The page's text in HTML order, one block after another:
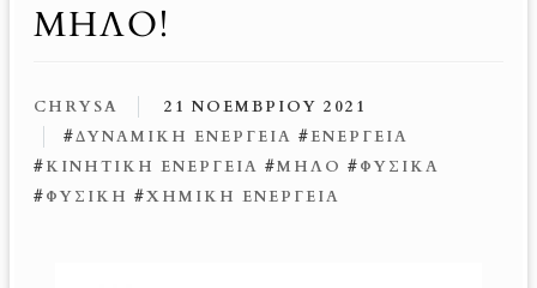
ΜΉΛΟ!
CHRYSA
21 ΝΟΕΜΒΡΊΟΥ 2021
#ΔΥΝΑΜΙΚΉ ΕΝΈΡΓΕΙΑ #ΕΝΈΡΓΕΙΑ
#ΚΙΝΗΤΙΚΉ ΕΝΈΡΓΕΙΑ #ΜΉΛΟ #ΦΥΣΙΚΆ
#ΦΥΣΙΚΉ #ΧΗΜΙΚΉ ΕΝΈΡΓΕΙΑ